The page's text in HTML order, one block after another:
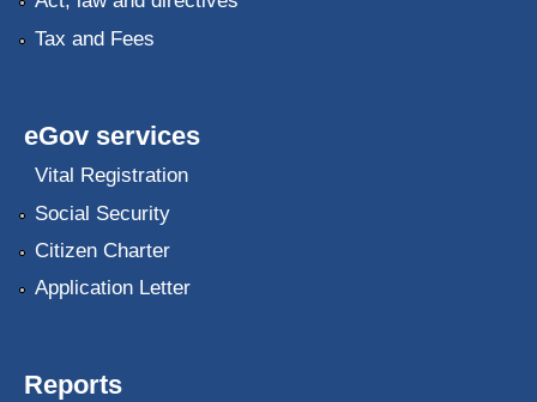
Tax and Fees
eGov services
Vital Registration
Social Security
Citizen Charter
Application Letter
Reports